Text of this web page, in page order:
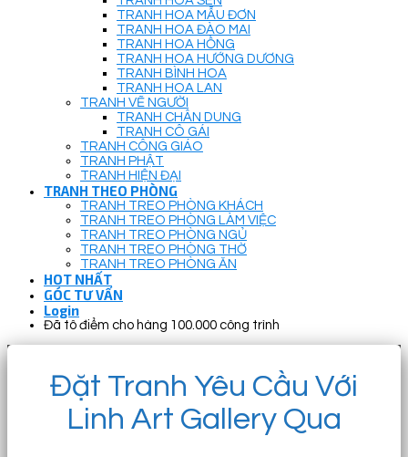
TRANH HOA MẪU ĐƠN
TRANH HOA ĐÀO MAI
TRANH HOA HỒNG
TRANH HOA HƯỚNG DƯƠNG
TRANH BÌNH HOA
TRANH HOA LAN
TRANH VẼ NGƯỜI
TRANH CHÂN DUNG
TRANH CÔ GÁI
TRANH CÔNG GIÁO
TRANH PHẬT
TRANH HIỆN ĐẠI
TRANH THEO PHÒNG
TRANH TREO PHÒNG KHÁCH
TRANH TREO PHÒNG LÀM VIỆC
TRANH TREO PHÒNG NGỦ
TRANH TREO PHÒNG THỜ
TRANH TREO PHÒNG ĂN
HOT NHẤT
GÓC TƯ VẤN
Login
Đã tô điểm cho hàng 100.000 công trình
Đặt Tranh Yêu Cầu Với
Linh Art Gallery Qua